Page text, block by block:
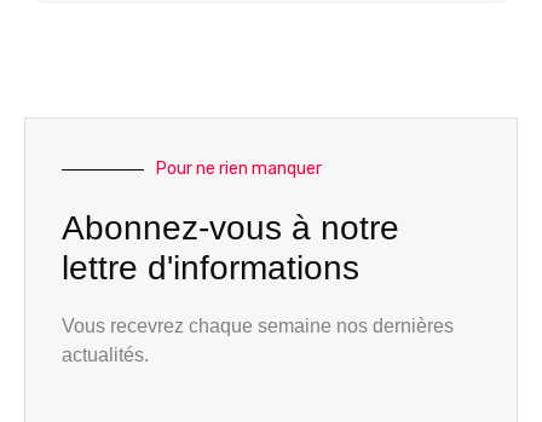
Pour ne rien manquer
Abonnez-vous à notre
lettre d'informations
Vous recevrez chaque semaine nos dernières
actualités.